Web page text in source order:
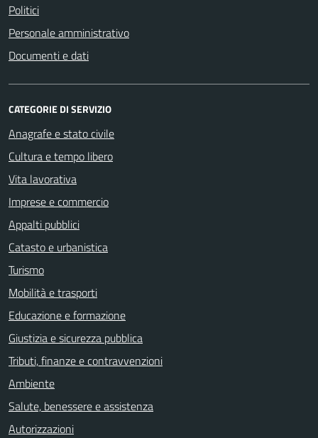
Politici
Personale amministrativo
Documenti e dati
CATEGORIE DI SERVIZIO
Anagrafe e stato civile
Cultura e tempo libero
Vita lavorativa
Imprese e commercio
Appalti pubblici
Catasto e urbanistica
Turismo
Mobilità e trasporti
Educazione e formazione
Giustizia e sicurezza pubblica
Tributi, finanze e contravvenzioni
Ambiente
Salute, benessere e assistenza
Autorizzazioni